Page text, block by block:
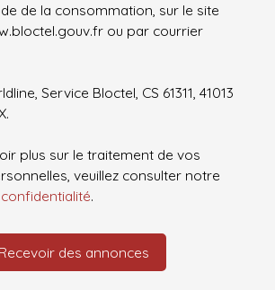
de la consommation, sur le site
ou par courrier
Service Bloctel, CS 61311, 41013
plus sur le traitement de vos
veuillez consulter notre
.
Recevoir des annonces